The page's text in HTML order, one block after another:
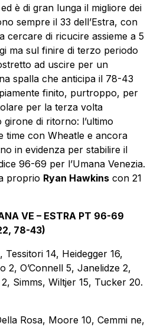
è di gran lunga il migliore dei
sempre il 33 dell’Estra, con
cercare di ricucire assieme a 5
ma sul finire di terzo periodo
ad uscire per un
spalla che anticipa il 78-43
finito, purtroppo, per
per la terza volta
di ritorno: l’ultimo
time con Wheatle e ancora
in evidenza per stabilire il
96-69 per l’Umana Venezia.
proprio Ryan Hawkins con 21
VE – ESTRA PT 96-69
78-43)
Tessitori 14, Heidegger 16,
2, O’Connell 5, Janelidze 2,
Simms, Wiltjer 15, Tucker 20.
Rosa, Moore 10, Cemmi ne,